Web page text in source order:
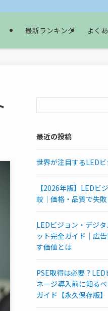
最新ランキング よく
最近の投稿
世界が注目するLED
【2026年版】LEDビ
較｜価格・品質で失
LEDビジョン・デジ
ット完全ガイド｜広
す価値とは
PSE取得は必要？
ネージ導入前に知る
ガイド【永久保存版】